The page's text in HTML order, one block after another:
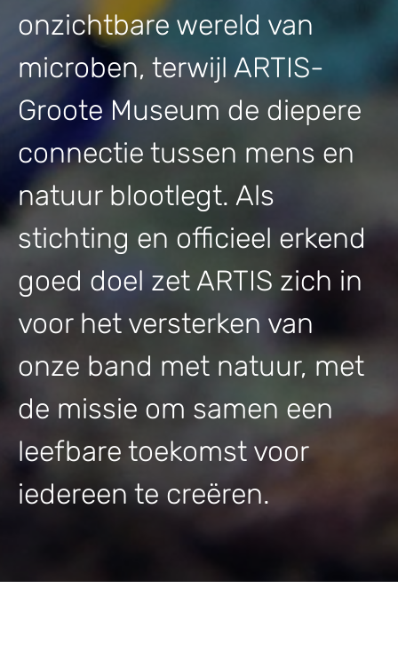
onzichtbare wereld van
microben, terwijl ARTIS-
Groote Museum de diepere
connectie tussen mens en
natuur blootlegt. Als
stichting en officieel erkend
goed doel zet ARTIS zich in
voor het versterken van
onze band met natuur, met
de missie om samen een
leefbare toekomst voor
iedereen te creëren.